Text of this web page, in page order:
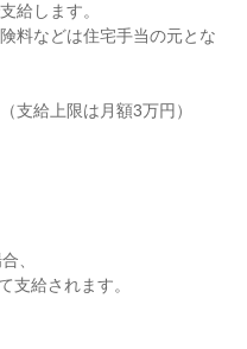
給します。
料などは住宅手当の元とな
支給上限は月額3万円）
、
支給されます。